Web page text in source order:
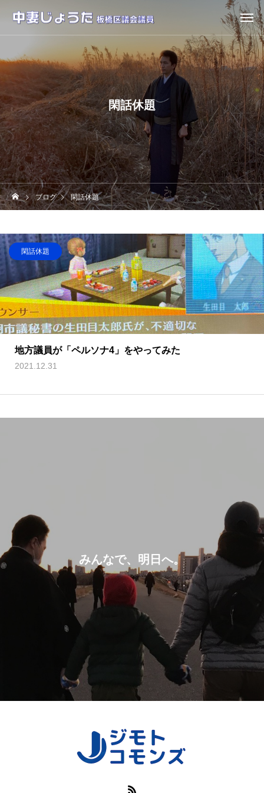
閑話休題
ブログ 閑話休題
閑話休題
地方議員が「ペルソナ4」をやってみた
2021.12.31
みんなで、明日へ。